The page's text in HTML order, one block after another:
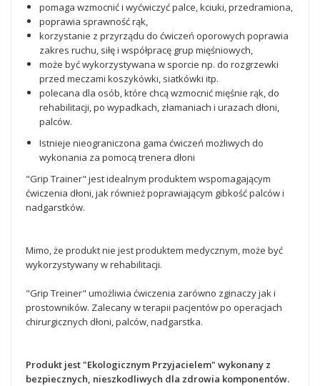
pomaga wzmocnić i wyćwiczyć palce, kciuki, przedramiona,
poprawia sprawność rąk,
korzystanie z przyrządu do ćwiczeń oporowych poprawia
zakres ruchu, siłę i współpracę grup mięśniowych,
może być wykorzystywana w sporcie np. do rozgrzewki
przed meczami koszykówki, siatkówki itp.
polecana dla osób, które chcą wzmocnić mięśnie rąk, do
rehabilitacji, po wypadkach, złamaniach i urazach dłoni,
palców.
Istnieje nieograniczona gama ćwiczeń możliwych do
wykonania za pomocą trenera dłoni
"Grip Trainer" jest idealnym produktem wspomagającym
ćwiczenia dłoni, jak również poprawiającym gibkość palców i
nadgarstków.
Mimo, że produkt nie jest produktem medycznym, może być
wykorzystywany w rehabilitacji.
"Grip Treiner" umożliwia ćwiczenia zarówno zginaczy jak i
prostowników. Zalecany w terapii pacjentów po operacjach
chirurgicznych dłoni, palców, nadgarstka.
Produkt jest "Ekologicznym Przyjacielem" wykonany z
bezpiecznych, nieszkodliwych dla zdrowia komponentów.